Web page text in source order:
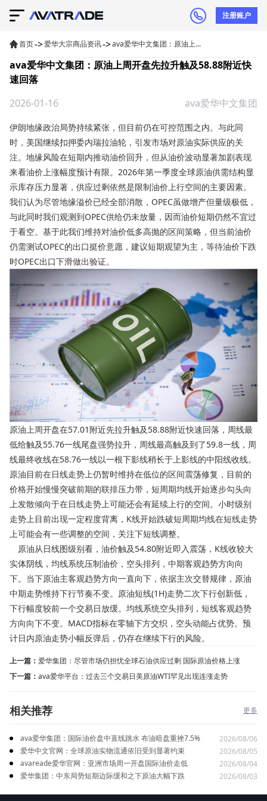
注册账户
首页->爱华大宗商品资讯->ava爱华中文集团：原油上...
ava爱华中文集团：原油上周开盘先拉升触及58.88附近快
速回落
2026-01-16
ava爱华中文集团
伊朗地缘政治局势持续紧张，但目前仍在可控范围之内。与此同
时，美国继续扣押委内瑞拉油轮，引发市场对原油实际供应的关
注。地缘风险在短期内推动油价回升，但从油价波动显著加剧表现
来看油价上涨幅度预计有限。2026年第一季度全球原油供需结构显
示库存压力显著，供应过剩依然是限制油价上行空间的主要因素。
我们认为尽管地缘溢价已经全部消散，OPEC虽做增产但量级极低，
与此同时我们观测到OPEC供给仍未放量，因而油价短期仍然不宜过
于看空。基于此我们维持对油价低多高抛的区间策略，但当前油价
仍需测试OPEC的出口挺价意愿，建议短期观望为主，等待油价下跌
时OPEC出口下滑做出验证。
原油上周开盘在57.01附近先拉升触及58.88附近快速回落，周线最
低给触及55.76一线尾盘强势拉升，周线最高触及到了59.8一线，周
线最终收线在58.76一线以一根下影线稍长于上影线的中阳线收线。
原油目前在日线走势上仍暂时维持在低位的区间震荡修复，目前的
价格开始慢慢突破前期的联排压力带，短周期均线开始逐步勾头向
上发散倾向于在日线走势上可能还会有延续上行的空间。小时级别
走势上目前出现一定程度背离，K线开始跌破短周期均线在短线走势
上可能会有一些调整的空间，关注下短线调整。
原油从日线图级别看，油价触及54.80附近即入震荡，K线收较大
实体阴线，均线系统压制油价，空头排列，中期客观趋势方向向
下。当下原油主客观趋势方向一直向下，依据主次交替规律，原油
中期走势维持下行节奏不变。原油短线(1H)走势二次下行创新低，
下行幅度较前一个交易日放缓。均线系统空头排列，短线客观趋势
方向向下不变。MACD指标在零轴下方交织，空头动能占优势。预
计日内原油走势小幅反弹后，仍存在继续下行的风险。
上一篇： 爱华集团：尽管市场仍担忧全球石油供应过剩 国际原油价格上涨
下一篇： ava爱华平台：过去三个交易日美原油WTI罕见出现连涨走势
相关推荐 更多
ava爱华集团：国际油价盘中直线跳水 布油暗盘重挫7.5%
2026/08/06
爱华中文官网：全球原油实物流通依旧受到显著约束
2026/08/05
avareade爱华官网：亚洲市场周一开盘国际油价走低
2026/08/04
爱华集团：中东局势短期边际缓和之下原油大幅下跌
2026/08/03